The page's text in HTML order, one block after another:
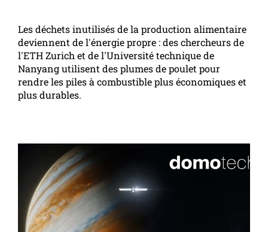
Les déchets inutilisés de la production alimentaire
deviennent de l'énergie propre : des chercheurs de
l'ETH Zurich et de l'Université technique de
Nanyang utilisent des plumes de poulet pour
rendre les piles à combustible plus économiques et
plus durables.